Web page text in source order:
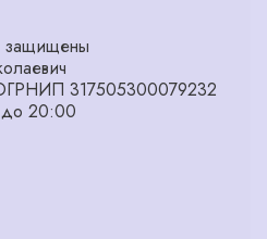
защищены
317505300079232
20:00